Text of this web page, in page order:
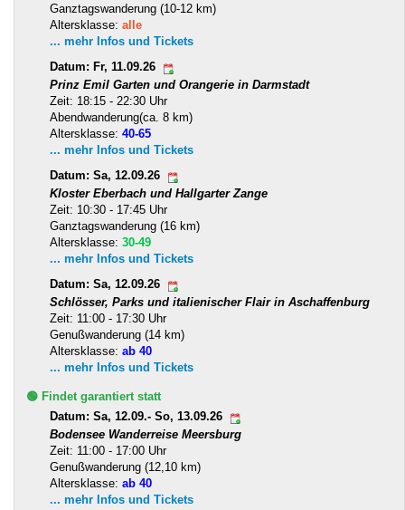
Ganztagswanderung (10-12 km)
Altersklasse: alle
... mehr Infos und Tickets
Datum: Fr, 11.09.26
Prinz Emil Garten und Orangerie in Darmstadt
Zeit: 18:15 - 22:30 Uhr
Abendwanderung(ca. 8 km)
Altersklasse: 40-65
... mehr Infos und Tickets
Datum: Sa, 12.09.26
Kloster Eberbach und Hallgarter Zange
Zeit: 10:30 - 17:45 Uhr
Ganztagswanderung (16 km)
Altersklasse: 30-49
... mehr Infos und Tickets
Datum: Sa, 12.09.26
Schlösser, Parks und italienischer Flair in Aschaffenburg
Zeit: 11:00 - 17:30 Uhr
Genußwanderung (14 km)
Altersklasse: ab 40
... mehr Infos und Tickets
🟢 Findet garantiert statt
Datum: Sa, 12.09.- So, 13.09.26
Bodensee Wanderreise Meersburg
Zeit: 11:00 - 17:00 Uhr
Genußwanderung (12,10 km)
Altersklasse: ab 40
... mehr Infos und Tickets